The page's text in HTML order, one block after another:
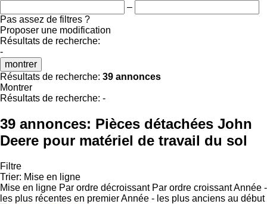
–
Pas assez de filtres ?
Proposer une modification
Résultats de recherche:
-
montrer
Résultats de recherche: 39 annonces
Montrer
Résultats de recherche: -
39 annonces: Pièces détachées John
Deere pour matériel de travail du sol
Filtre
Trier: Mise en ligne
Mise en ligne Par ordre décroissant Par ordre croissantAnnée -
les plus récentes en premierAnnée - les plus anciens au début